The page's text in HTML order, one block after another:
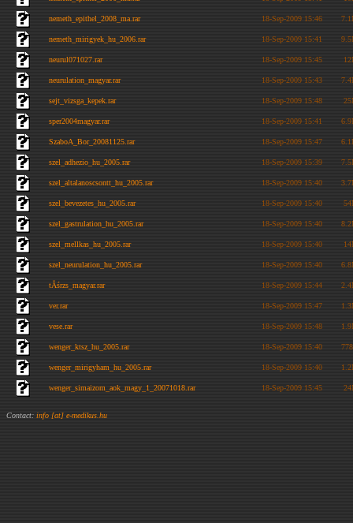
nemeth_epithel_2008_ma.rar 18-Sep-2009 15:46
nemeth_mirigyek_hu_2006.rar 18-Sep-2009 15:41
neurul071027.rar 18-Sep-2009 15:45
neurulation_magyar.rar 18-Sep-2009 15:43
sejt_vizsga_kepek.rar 18-Sep-2009 15:48
sper2004magyar.rar 18-Sep-2009 15:41
SzaboA_Bor_20081125.rar 18-Sep-2009 15:47
szel_adhezio_hu_2005.rar 18-Sep-2009 15:39
szel_altalanoscsontt_hu_2005.rar 18-Sep-2009 15:40
szel_bevezetes_hu_2005.rar 18-Sep-2009 15:40
szel_gastrulation_hu_2005.rar 18-Sep-2009 15:40
szel_mellkas_hu_2005.rar 18-Sep-2009 15:40
szel_neurulation_hu_2005.rar 18-Sep-2009 15:40
tĂśrzs_magyar.rar 18-Sep-2009 15:44
ver.rar 18-Sep-2009 15:47
vese.rar 18-Sep-2009 15:48
wenger_ktsz_hu_2005.rar 18-Sep-2009 15:40
wenger_mirigyham_hu_2005.rar 18-Sep-2009 15:40
wenger_simaizom_aok_magy_1_20071018.rar 18-Sep-2009 15:45
Contact: info [at] e-medikus.hu